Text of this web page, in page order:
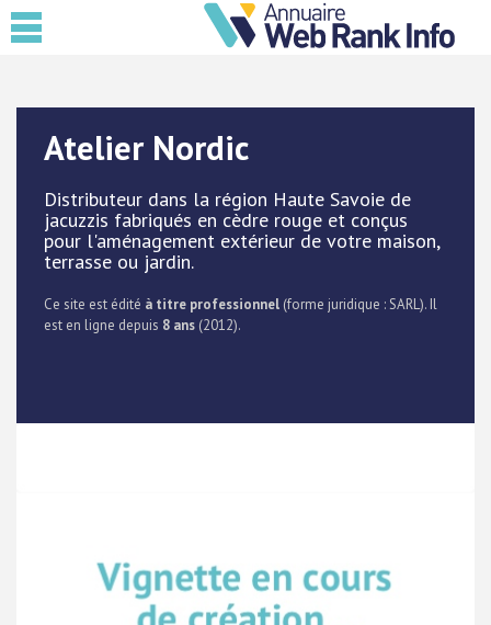
Atelier Nordic
Distributeur dans la région Haute Savoie de
jacuzzis fabriqués en cèdre rouge et conçus
pour l'aménagement extérieur de votre maison,
terrasse ou jardin.
Ce site est édité à titre professionnel (forme juridique : SARL). Il
est en ligne depuis 8 ans (2012).